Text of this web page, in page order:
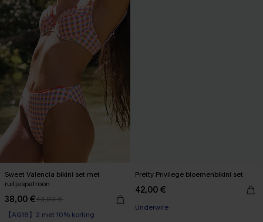
Sweet Valencia bikini set met
ruitjespatroon
38,00 €43,00 €
【AG18】2 met 10% korting
Op voorraad
Pretty Privilege bloemenbikini set
42,00 €
Underwire